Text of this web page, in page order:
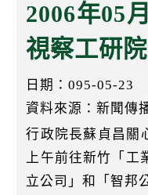
2006年05
視察工研院
日期：095-05-23
資料來源：新聞傳
行政院長蘇貞昌關
上午前往新竹「工
立公司」和「智邦